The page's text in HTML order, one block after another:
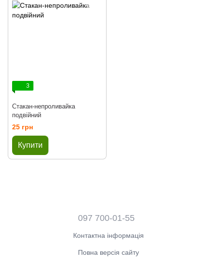
3
Стакан-непроливайка
подвійний
25 грн
Купити
097 700-01-55
Контактна інформація
Повна версія сайту